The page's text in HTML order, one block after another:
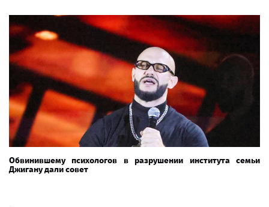
Обвинившему психологов в разрушении института семьи
Джигану дали совет